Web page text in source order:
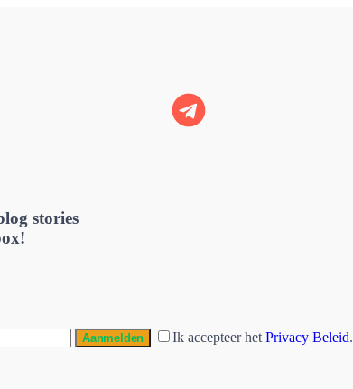
stories
Aanmelden Ik accepteer hetPrivacy Beleid.